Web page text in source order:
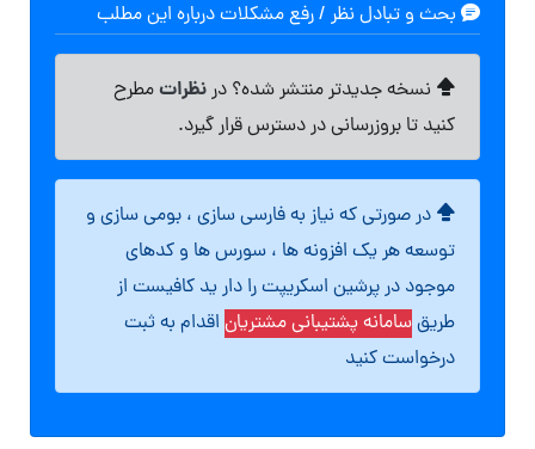
بحث و تبادل نظر / رفع مشکلات درباره این مطلب
نسخه جدیدتر منتشر شده؟ درنظراتمطرح
کنید تا بروزرسانی در دسترس قرار گیرد.
در صورتی که نیاز به فارسی سازی ، بومی سازی و
توسعه هر یک افزونه ها ، سورس ها و کدهای
موجود در پرشین اسکریپت را دار ید کافیست از
طریقسامانه پشتیبانی مشتریان اقدام به ثبت
درخواست کنید